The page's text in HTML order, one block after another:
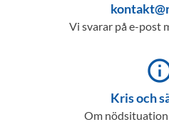
Vi svarar på e-post
Kris och
Om